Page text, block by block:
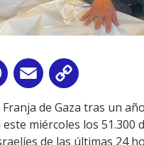
WhatsApp
Email
Link
de Gaza tras un
miércoles los 51.300
de las últimas 24